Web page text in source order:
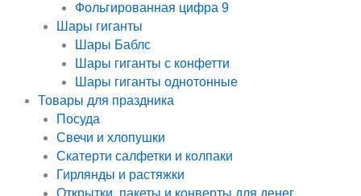
Фольгированная цифра 9
Шары гиганты
Шары Баблс
Шары гиганты с конфетти
Шары гиганты однотонные
Товары для праздника
Посуда
Свечи и хлопушки
Скатерти салфетки и колпаки
Гирлянды и растяжки